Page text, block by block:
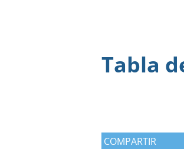
Tabla
COMPARTIR